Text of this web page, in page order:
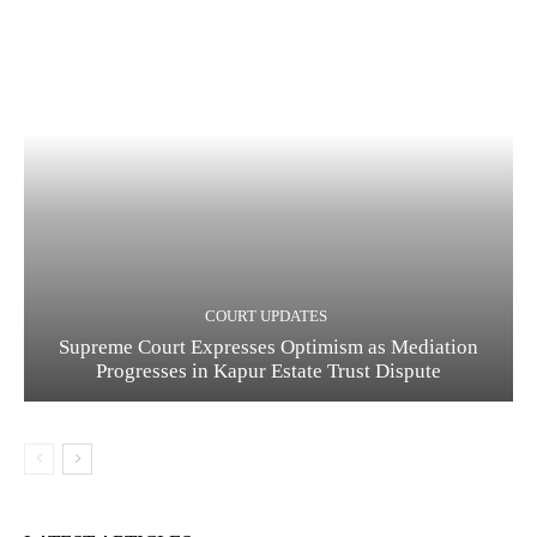
COURT UPDATES
Supreme Court Expresses Optimism as Mediation
Progresses in Kapur Estate Trust Dispute